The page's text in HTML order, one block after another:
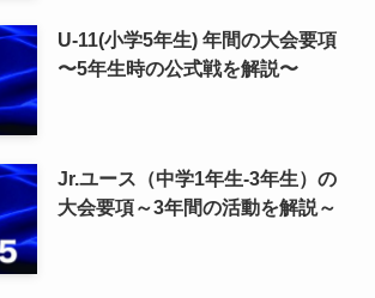
U-11(小学5年生) 年間の大会要項
〜5年生時の公式戦を解説〜
Jr.ユース（中学1年生-3年生）の
大会要項～3年間の活動を解説～